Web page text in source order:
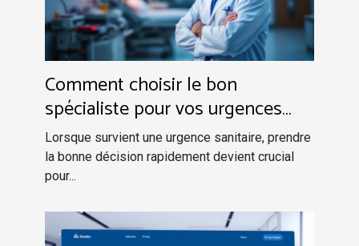
Comment choisir le bon
spécialiste pour vos urgences
sanitaires
Lorsque survient une urgence sanitaire, prendre
la bonne décision rapidement devient crucial
pour...